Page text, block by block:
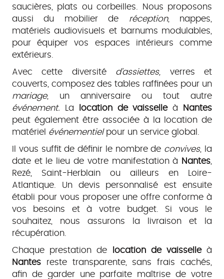
saucières, plats ou corbeilles. Nous proposons
aussi du mobilier de réception, nappes,
matériels audiovisuels et barnums modulables,
pour équiper vos espaces intérieurs comme
extérieurs.
Avec cette diversité d’assiettes,
verres et
couverts, composez des tables raffinées pour un
mariage, un anniversaire ou tout autre
événement. La location de vaisselleà
Nantes
peut également être associée à la location de
matériel événementielpour un service global.
Il vous suffit de définir le nombre de convives, la
date et le lieu de votre manifestation à
Nantes
Rezé, Saint-Herblain ou ailleurs en Loire-
Atlantique. Un devis personnalisé est ensuite
établi pour vous proposer une offre conforme à
vos besoins et à votre budget. Si vous le
souhaitez, nous assurons la livraison et la
récupération.
Chaque prestation de
location de vaisselleà
Nantesreste transparente, sans frais cachés,
afin de garder une parfaite maîtrise de votre